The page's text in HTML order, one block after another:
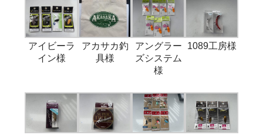
アイビーラ
イン様
アカサカ釣
具様
アングラー
ズシステム
様
1089工房様